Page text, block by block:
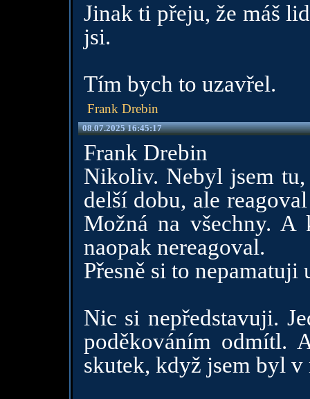
Jinak ti přeju, že máš
jsi.
Tím bych to uzavřel.
Frank Drebin
08.07.2025 16:45:17
Frank Drebin
Nikoliv. Nebyl jsem
delší dobu, ale
Možná na všechny.
naopak nereagoval.
Přesně si to nepamatuji
Nic si nepředstavuji.
poděkováním
skutek, když jsem byl v